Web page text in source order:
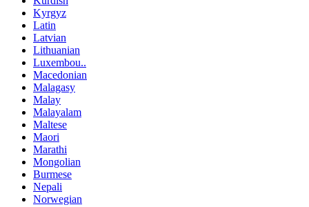
Kyrgyz
Latin
Latvian
Lithuanian
Luxembou..
Macedonian
Malagasy
Malay
Malayalam
Maltese
Maori
Marathi
Mongolian
Burmese
Nepali
Norwegian